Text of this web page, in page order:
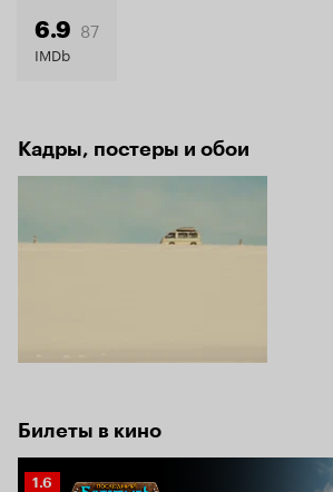
6.9 87
IMDb
Кадры, постеры и обои
Билеты в кино
Рейтинг
1.6